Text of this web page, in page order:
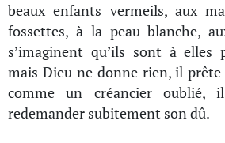
beaux enfants vermeils, aux
fossettes, à la peau blanche,
s’imaginent qu’ils sont à elles
mais Dieu ne donne rien, il
comme un créancier oublié,
redemander subitement son dû.